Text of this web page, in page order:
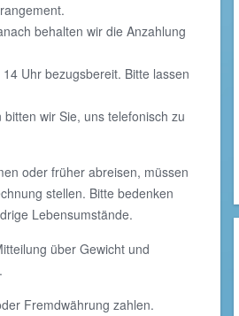
behalten wir die Anzahlung
Uhr bezugsbereit. Bitte lassen
wir Sie, uns telefonisch zu
oder früher abreisen, müssen
stellen. Bitte bedenken
Lebensumstände.
über Gewicht und
Fremdwährung zahlen.